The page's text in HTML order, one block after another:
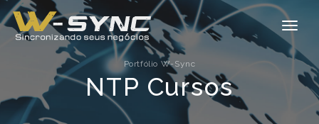
Portfólio W-Sync
NTP Cursos